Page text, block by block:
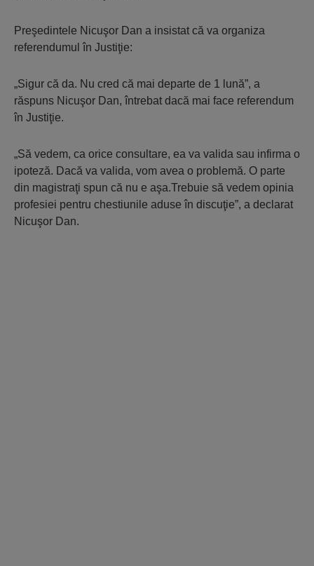
Preşedintele Nicuşor Dan a insistat că va organiza
referendumul în Justiţie:
„Sigur că da. Nu cred că mai departe de 1 lună”, a
răspuns Nicuşor Dan, întrebat dacă mai face referendum
în Justiţie.
„Să vedem, ca orice consultare, ea va valida sau infirma o
ipoteză. Dacă va valida, vom avea o problemă. O parte
din magistraţi spun că nu e aşa.Trebuie să vedem opinia
profesiei pentru chestiunile aduse în discuţie”, a declarat
Nicuşor Dan.